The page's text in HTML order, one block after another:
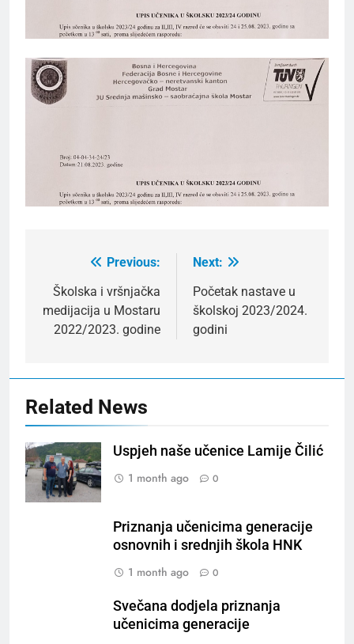
navigation
Previous:
Školska i vršnjačka
medijacija u Mostaru
2022/2023. godine
Next:
Početak nastave u
školskoj 2023/2024.
godini
Related News
Uspjeh naše učenice Lamije Čilić
1 month ago
0
Priznanja učenicima generacije
osnovnih i srednjih škola HNK
1 month ago
0
Svečana dodjela priznanja
učenicima generacije